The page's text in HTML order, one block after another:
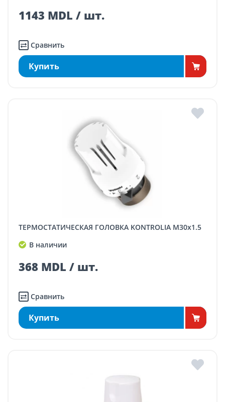
1143 MDL / шт.
Сравнить
Купить
ТЕРМОСТАТИЧЕСКАЯ ГОЛОВКА KONTROLIA M30x1.5
В наличии
368 MDL / шт.
Сравнить
Купить